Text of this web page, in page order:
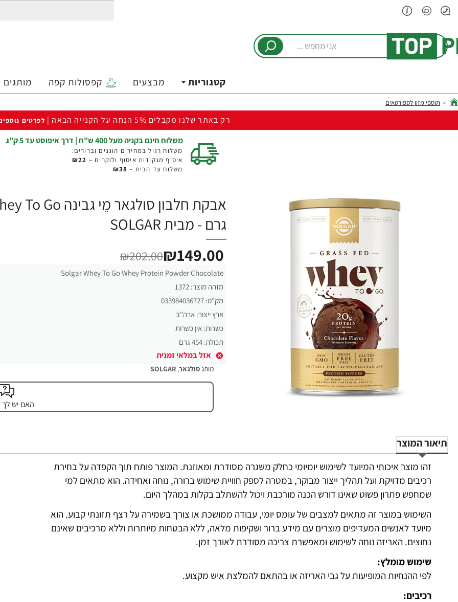
מחפש
קטגוריות מבצעים קפסולות קפה מותגים
home
תוספי מזון לספורטאים
רק באתר שלנו מקבלים 5% הנחה על הקנייה הבאה | לפרטים
משלוח חינם בקניה מעל 400 ש"ח | דרך איפוסט עד 5 ק"ג
משלוח רגיל במחירים הוגנים וברורים:
איסוף מנקודות איסוף ולוקרים – ₪22
משלוח עד הבית – ₪38
-26%
גרם - מבית SOLGAR
Solgar Whey To Go Whey Protein Powder Chocolate
מזהה מוצר: 1372
מק"ט: 033984036727
ארץ ייצור: ארה"ב
כשרות: אין כשרות
תכולה: 454 גרם
אזל במלאי זמנית
₪149.00
₪202.00
מותגסולגאר,
SOLGAR
האם יש
תיאור המוצר
זהו מוצר איכותי המיועד לשימוש יומיומי כחלק משגרה מסודרת ומאוזנת. המוצר פותח תוך הקפדה על בחירת
רכיבים מדויקת ועל תהליך ייצור מבוקר, במטרה לספק חוויית שימוש ברורה, נוחה ואחידה. הוא מתאים למי
שמחפש פתרון פשוט שאינו דורש הכנה מורכבת ויכול להשתלב בקלות במהלך היום.
השימוש במוצר זה מתאים למצבים של עומס יומי, עבודה ממושכת או צורך בשמירה על רצף תזונתי קבוע. הוא
מיועד לאנשים המעדיפים מוצרים עם מידע ברור ושקיפות מלאה, ללא הבטחות מיותרות וללא מרכיבים שאינם
נחוצים. האריזה נוחה לשימוש ומאפשרת צריכה מסודרת לאורך זמן.
שימוש מומלץ:
לפי ההנחיות המופיעות על גבי האריזה או בהתאם להמלצת איש מקצוע.
רכיבים: